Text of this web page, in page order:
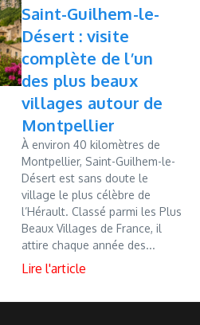
Saint-Guilhem-le-
Désert : visite
complète de l’un
des plus beaux
villages autour de
Montpellier
À environ 40 kilomètres de
Montpellier, Saint-Guilhem-le-
Désert est sans doute le
village le plus célèbre de
l’Hérault. Classé parmi les Plus
Beaux Villages de France, il
attire chaque année des...